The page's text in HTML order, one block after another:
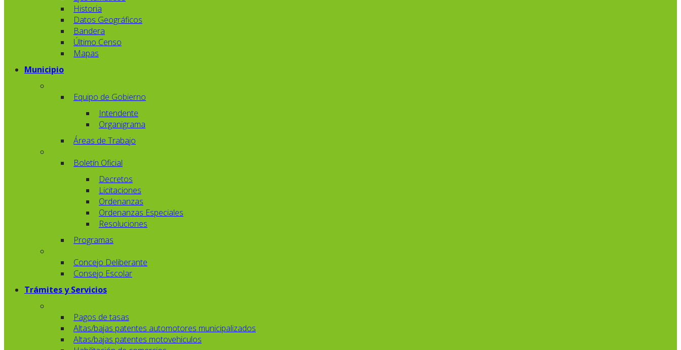
Historia
Datos Geográficos
Bandera
Último Censo
Mapas
Municipio
Equipo de Gobierno
Intendente
Organigrama
Áreas de Trabajo
Boletín Oficial
Decretos
Licitaciones
Ordenanzas
Ordenanzas Especiales
Resoluciones
Programas
Concejo Deliberante
Consejo Escolar
Trámites y Servicios
Pagos de tasas
Altas/bajas patentes automotores municipalizados
Altas/bajas patentes motovehiculos